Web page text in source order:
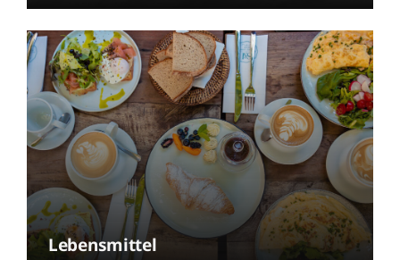
Lebensmittel